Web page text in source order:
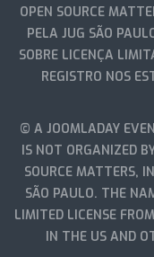
OPEN SOURCE
PELA JUG SÃO
SOBRE LICENÇA
REGISTRO NOS
© A JOOMLADAY
IS NOT ORGANIZED
SOURCE MATTERS,
SÃO PAULO. THE
LIMITED LICENSE
IN THE US AND